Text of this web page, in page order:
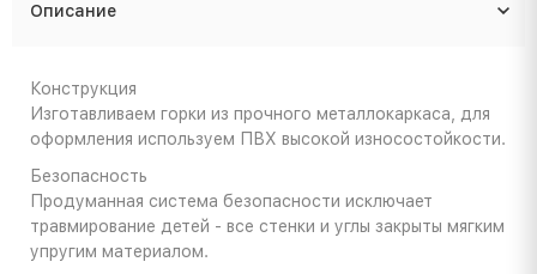
Описание
Конструкция
Изготавливаем горки из прочного металлокаркаса, для
оформления используем ПВХ высокой износостойкости.
Безопасность
Продуманная система безопасности исключает
травмирование детей - все стенки и углы закрыты мягким
упругим материалом.